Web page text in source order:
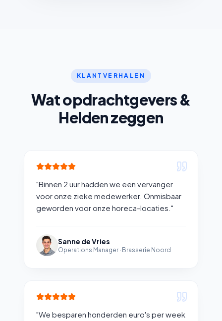
KLANTVERHALEN
Wat opdrachtgevers &
Helden zeggen
"Binnen 2 uur hadden we een vervanger
voor onze zieke medewerker. Onmisbaar
geworden voor onze horeca-locaties. "
Sanne de Vries
Operations Manager · Brasserie Noord
"We besparen honderden euro's per week